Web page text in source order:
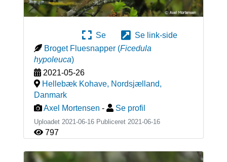
Se
Se link-side
Broget Fluesnapper (Ficedula
hypoleuca)
2021-05-26
Hellebæk Kohave, Nordsjælland,
Danmark
Axel Mortensen - Se profil
Uploadet 2021-06-16 Publiceret 2021-06-16
797